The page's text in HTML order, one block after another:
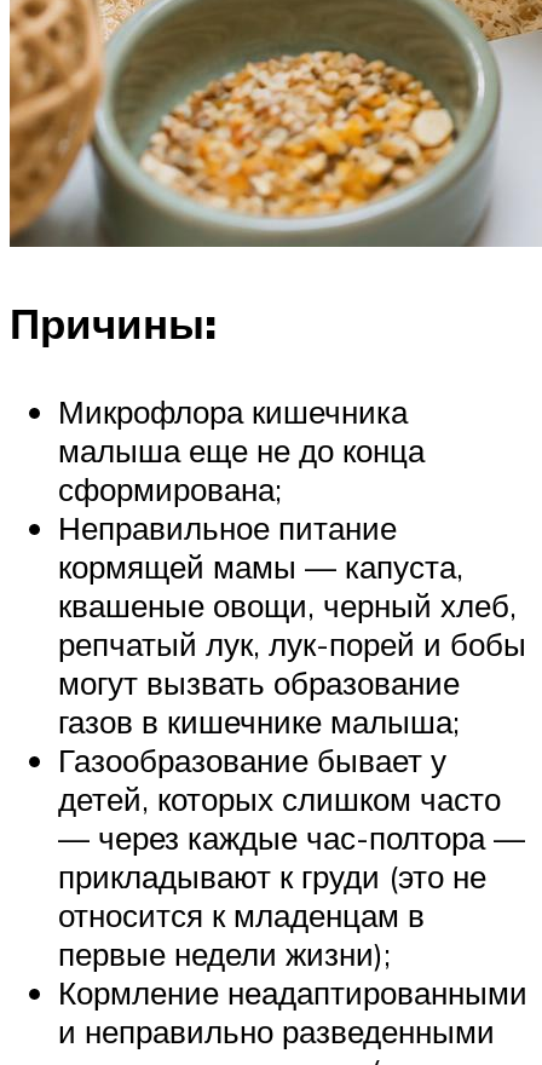
Причины:
Микрофлора кишечника
малыша еще не до конца
сформирована;
Неправильное питание
кормящей мамы — капуста,
квашеные овощи, черный хлеб,
репчатый лук, лук-порей и бобы
могут вызвать образование
газов в кишечнике малыша;
Газообразование бывает у
детей, которых слишком часто
— через каждые час-полтора —
прикладывают к груди (это не
относится к младенцам в
первые недели жизни);
Кормление неадаптированными
и неправильно разведенными